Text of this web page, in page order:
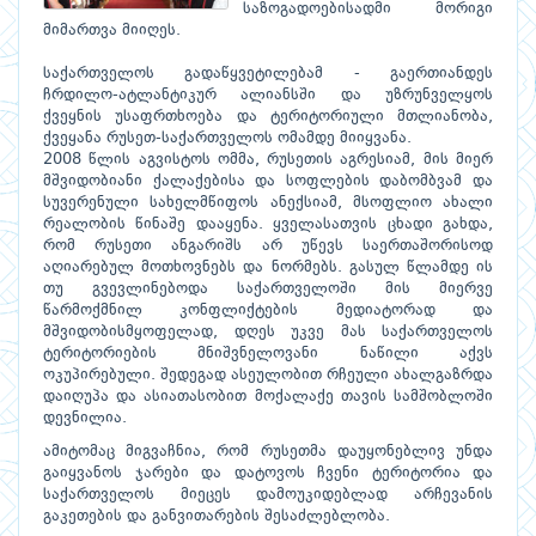
საზოგადოებისადმი მორიგი
მიმართვა მიიღეს.
საქართველოს გადაწყვეტილებამ - გაერთიანდეს
ჩრდილო-ატლანტიკურ ალიანსში და უზრუნველყოს
ქვეყნის უსაფრთხოება და ტერიტორიული მთლიანობა,
ქვეყანა რუსეთ-საქართველოს ომამდე მიიყვანა.
2008 წლის აგვისტოს ომმა, რუსეთის აგრესიამ, მის მიერ
მშვიდობიანი ქალაქებისა და სოფლების დაბომბვამ და
სუვერენული სახელმწიფოს ანექსიამ, მსოფლიო ახალი
რეალობის წინაშე დააყენა. ყველასათვის ცხადი გახდა,
რომ რუსეთი ანგარიშს არ უწევს საერთაშორისოდ
აღიარებულ მოთხოვნებს და ნორმებს. გასულ წლამდე ის
თუ გვევლინებოდა საქართველოში მის მიერვე
წარმოქმნილ კონფლიქტების მედიატორად და
მშვიდობისმყოფელად, დღეს უკვე მას საქართველოს
ტერიტორიების მნიშვნელოვანი ნაწილი აქვს
ოკუპირებული. შედეგად ასეულობით რჩეული ახალგაზრდა
დაიღუპა და ასიათასობით მოქალაქე თავის სამშობლოში
დევნილია.
ამიტომაც მიგვაჩნია, რომ რუსეთმა დაუყონებლივ უნდა
გაიყვანოს ჯარები და დატოვოს ჩვენი ტერიტორია და
საქართველოს მიეცეს დამოუკიდებლად არჩევანის
გაკეთების და განვითარების შესაძლებლობა.